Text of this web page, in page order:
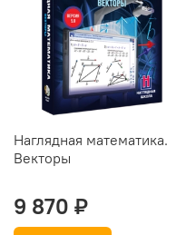
Наглядная математика.
Векторы
9 870 ₽